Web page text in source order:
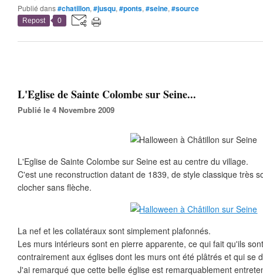
Publié dans#chatillon, #jusqu, #ponts, #seine, #source
Repost 0
L'Eglise de Sainte Colombe sur Seine...
Publié le 4 Novembre 2009
L'Eglise de Sainte Colombe sur Seine est au centre du village.
C'est une reconstruction datant de 1839, de style classique très
clocher sans flèche.
La nef et les collatéraux sont simplement plafonnés.
Les murs intérieurs sont en pierre apparente, ce qui fait qu'ils
contrairement aux églises dont les murs ont été plâtrés et qui se
J'ai remarqué que cette belle église est remarquablement